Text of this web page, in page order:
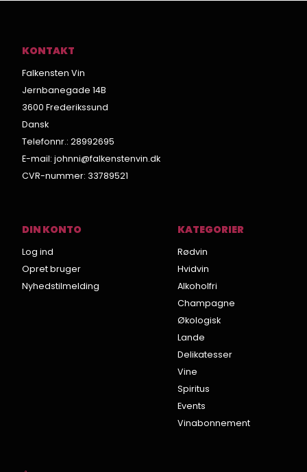
KONTAKT
Falkensten Vin
Jernbanegade 14B
3600 Frederikssund
Dansk
Telefonnr.: 28992695
E-mail: johnni@falkenstenvin.dk
CVR-nummer: 33789521
DIN KONTO
Log ind
Opret bruger
Nyhedstilmelding
KATEGORIER
Rødvin
Hvidvin
Alkoholfri
Champagne
Økologisk
Lande
Delikatesser
Vine
Spiritus
Events
Vinabonnement